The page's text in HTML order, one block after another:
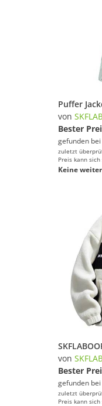
von
Bester
gefunden bei
zuletzt
Preis kann
Keine
von
Bester
gefunden bei
zuletzt
Preis kann